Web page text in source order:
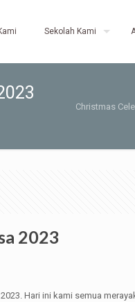
Sekolah Kami
Christmas
2023
Hari ini kami semua